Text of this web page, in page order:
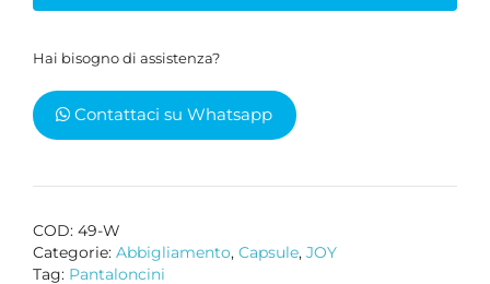
DO
YOU
LOVE
quantità
Hai bisogno di assistenza?
Contattaci su Whatsapp
COD: 49-W
Categorie: Abbigliamento, Capsule, JOY
Tag: Pantaloncini